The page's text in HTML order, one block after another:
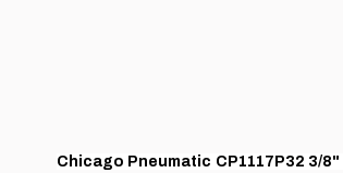
Chicago Pneumatic CP1117P32 3/8"